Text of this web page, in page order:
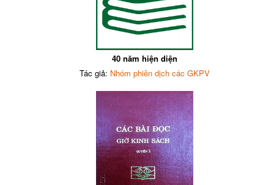
40 năm hiện diện
Tác giả: Nhóm phiên dịch các GKPV